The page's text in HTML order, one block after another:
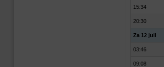
15:34
20:30
Za 12 juli
03:46
09:08